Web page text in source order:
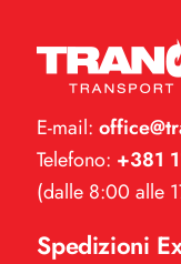
E-mail:
Telefono: +381
(dalle 8:00 alle
Spedizioni